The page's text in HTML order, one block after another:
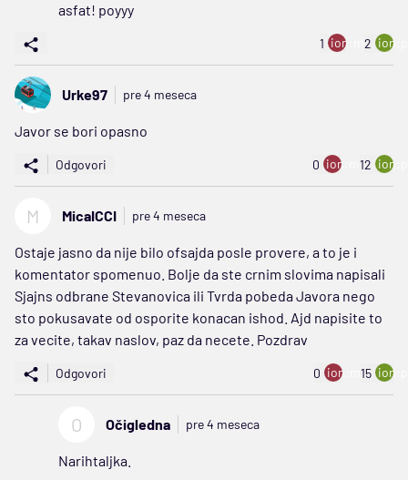
asfat! poyyy
1 ion:minus
2
Urke97 pre 4 meseca
Javor se bori opasno
Odgovori 0 ion:minus
12
M MicaICCI pre 4 meseca
Ostaje jasno da nije bilo ofsajda posle provere, a to je i
komentator spomenuo. Bolje da ste crnim slovima napisali
Sjajns odbrane Stevanovica ili Tvrda pobeda Javora nego
sto pokusavate od osporite konacan ishod. Ajd napisite to
za vecite, takav naslov, paz da necete. Pozdrav
Odgovori 0 ion:minus
15
O Očigledna pre 4 meseca
Narihtaljka.